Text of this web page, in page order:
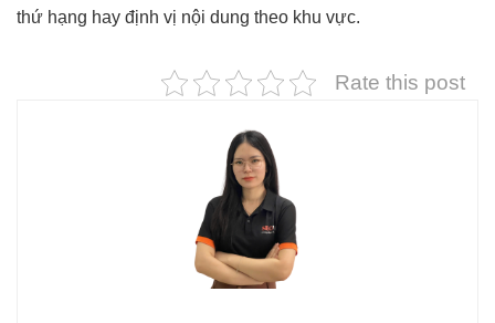
thứ hạng hay định vị nội dung theo khu vực.
Rate this post